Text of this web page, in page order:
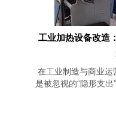
在工业制造与商业运
是被忽视的“隐形支